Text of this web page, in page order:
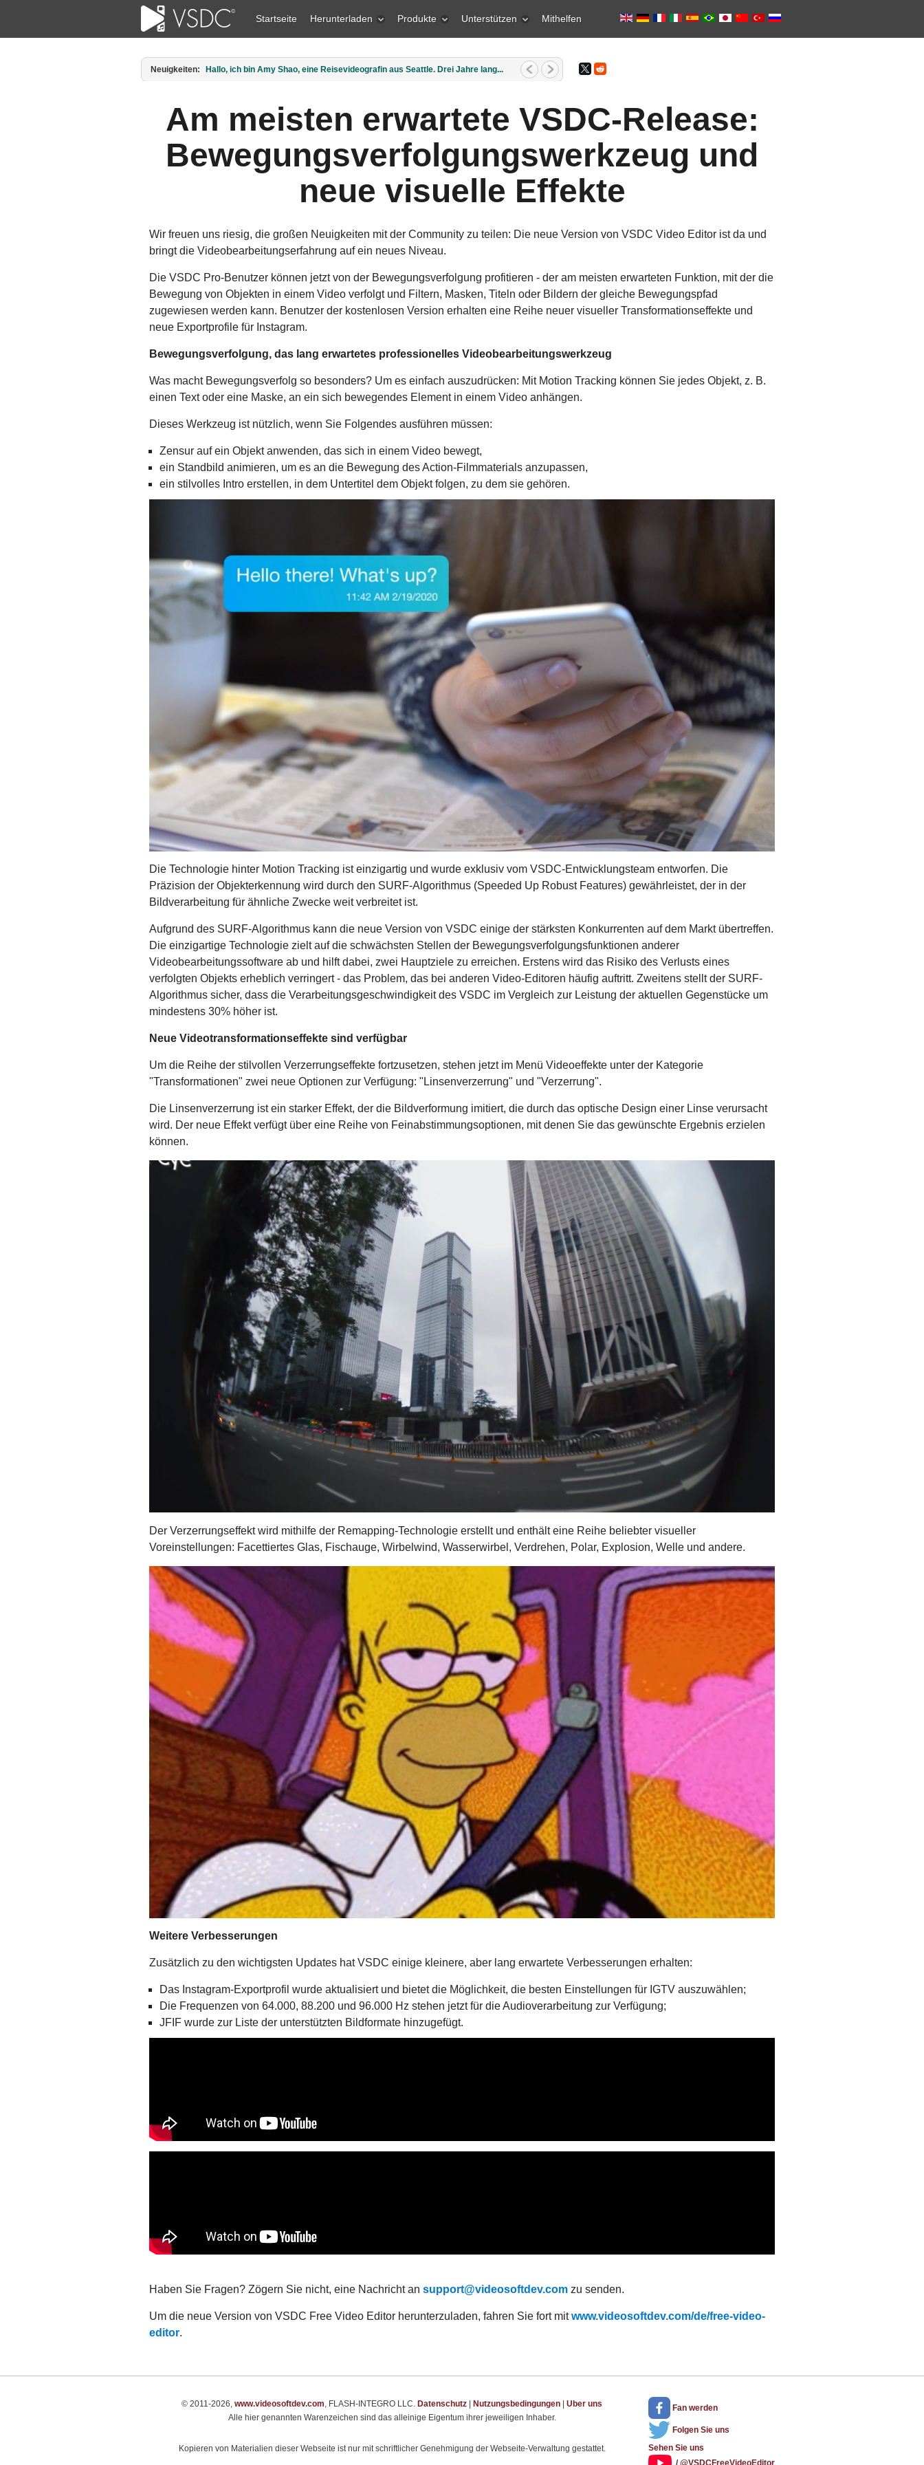
Startseite Herunterladen Produkte Unterstützen Mithelfen
Neuigkeiten: Veröffentlicht von Amy Shao am 30. Juni 2026 Lernen Sie das gr...
Am meisten erwartete VSDC-Release:
Bewegungsverfolgungswerkzeug und
neue visuelle Effekte
Wir freuen uns riesig, die großen Neuigkeiten mit der Community zu teilen: Die neue Version von VSDC Video Editor ist da und
bringt die Videobearbeitungserfahrung auf ein neues Niveau.
Die VSDC Pro-Benutzer können jetzt von der Bewegungsverfolgung profitieren - der am meisten erwarteten Funktion, mit der die
Bewegung von Objekten in einem Video verfolgt und Filtern, Masken, Titeln oder Bildern der gleiche Bewegungspfad
zugewiesen werden kann. Benutzer der kostenlosen Version erhalten eine Reihe neuer visueller Transformationseffekte und
neue Exportprofile für Instagram.
Bewegungsverfolgung, das lang erwartetes professionelles Videobearbeitungswerkzeug
Was macht Bewegungsverfolg so besonders? Um es einfach auszudrücken: Mit Motion Tracking können Sie jedes Objekt, z. B.
einen Text oder eine Maske, an ein sich bewegendes Element in einem Video anhängen.
Dieses Werkzeug ist nützlich, wenn Sie Folgendes ausführen müssen:
Zensur auf ein Objekt anwenden, das sich in einem Video bewegt,
ein Standbild animieren, um es an die Bewegung des Action-Filmmaterials anzupassen,
ein stilvolles Intro erstellen, in dem Untertitel dem Objekt folgen, zu dem sie gehören.
Die Technologie hinter Motion Tracking ist einzigartig und wurde exklusiv vom VSDC-Entwicklungsteam entworfen. Die
Präzision der Objekterkennung wird durch den SURF-Algorithmus (Speeded Up Robust Features) gewährleistet, der in der
Bildverarbeitung für ähnliche Zwecke weit verbreitet ist.
Aufgrund des SURF-Algorithmus kann die neue Version von VSDC einige der stärksten Konkurrenten auf dem Markt übertreffen.
Die einzigartige Technologie zielt auf die schwächsten Stellen der Bewegungsverfolgungsfunktionen anderer
Videobearbeitungssoftware ab und hilft dabei, zwei Hauptziele zu erreichen. Erstens wird das Risiko des Verlusts eines
verfolgten Objekts erheblich verringert - das Problem, das bei anderen Video-Editoren häufig auftritt. Zweitens stellt der SURF-
Algorithmus sicher, dass die Verarbeitungsgeschwindigkeit des VSDC im Vergleich zur Leistung der aktuellen Gegenstücke um
mindestens 30% höher ist.
Neue Videotransformationseffekte sind verfügbar
Um die Reihe der stilvollen Verzerrungseffekte fortzusetzen, stehen jetzt im Menü Videoeffekte unter der Kategorie
"Transformationen" zwei neue Optionen zur Verfügung: "Linsenverzerrung" und "Verzerrung".
Die Linsenverzerrung ist ein starker Effekt, der die Bildverformung imitiert, die durch das optische Design einer Linse verursacht
wird. Der neue Effekt verfügt über eine Reihe von Feinabstimmungsoptionen, mit denen Sie das gewünschte Ergebnis erzielen
können.
Der Verzerrungseffekt wird mithilfe der Remapping-Technologie erstellt und enthält eine Reihe beliebter visueller
Voreinstellungen: Facettiertes Glas, Fischauge, Wirbelwind, Wasserwirbel, Verdrehen, Polar, Explosion, Welle und andere.
Weitere Verbesserungen
Zusätzlich zu den wichtigsten Updates hat VSDC einige kleinere, aber lang erwartete Verbesserungen erhalten:
Das Instagram-Exportprofil wurde aktualisiert und bietet die Möglichkeit, die besten Einstellungen für IGTV auszuwählen;
Die Frequenzen von 64.000, 88.200 und 96.000 Hz stehen jetzt für die Audioverarbeitung zur Verfügung;
JFIF wurde zur Liste der unterstützten Bildformate hinzugefügt.
Haben Sie Fragen? Zögern Sie nicht, eine Nachricht an support@videosoftdev.com zu senden.
Um die neue Version von VSDC Free Video Editor herunterzuladen, fahren Sie fort mitwww.videosoftdev.com/de/free-video-
editor.
Fan werden
Folgen Sie uns
Sehen Sie uns
© 2011-2026, www.videosoftdev.com, FLASH-INTEGRO LLC. Datenschutz Nutzungsbedingungen
Uber uns
Alle hier genannten Warenzeichen sind das alleinige Eigentum ihrer jeweiligen Inhaber.
Kopieren von Materialien dieser Webseite ist nur mit schriftlicher Genehmigung der Webseite-Verwaltung gestattet.